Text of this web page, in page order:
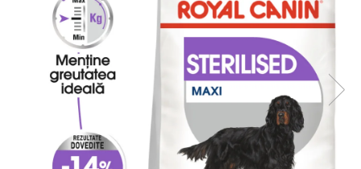
Piele Presată
Cremoase
Semi-umede
Îngrijire Câini
Covorașe Igienice Câini